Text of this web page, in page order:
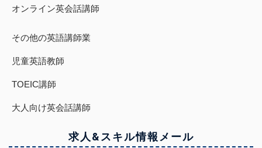
オンライン英会話講師
その他の英語講師業
児童英語教師
TOEIC講師
大人向け英会話講師
求人&スキル情報 メール